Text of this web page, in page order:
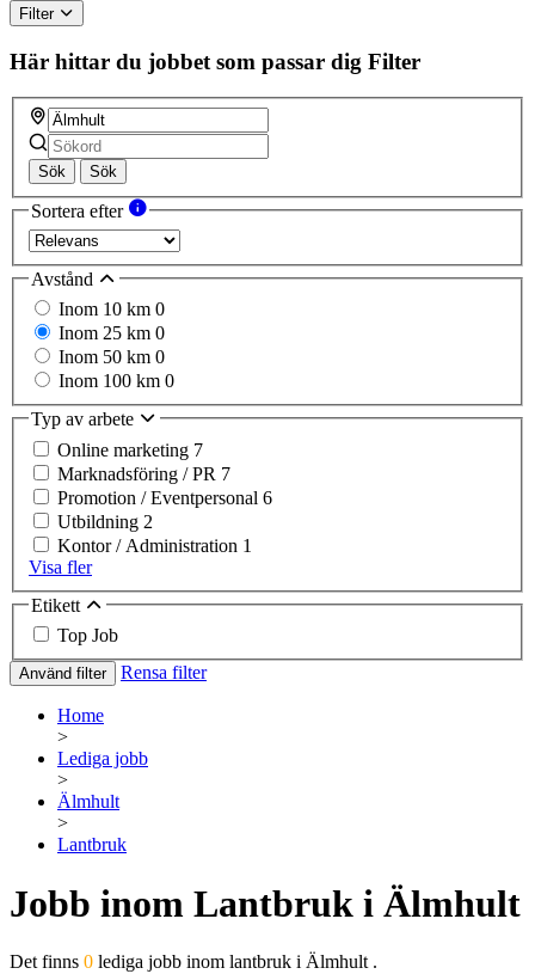
Filter
Här hittar du jobbet som passar dig Filter
Sök Sök
Sortera efter
Avstånd
Inom 10 km 0
Inom 25 km 0
Inom 50 km 0
Inom 100 km 0
Typ av arbete
Online marketing 7
Marknadsföring / PR 7
Promotion / Eventpersonal 6
Utbildning 2
Kontor / Administration 1
Visa fler
Etikett
Top Job
Använd filter Rensa filter
Home
>
Lediga jobb
>
Älmhult
>
Lantbruk
Jobb inom Lantbruk i Älmhult
Det finns 0 lediga jobb inom lantbruk i Älmhult .